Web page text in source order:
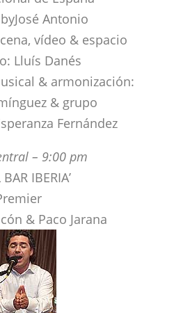
& armonización:
& grupo
Fernández
– 9:00 pm
BAR IBERIA’
Premier
& Paco Jarana
Vega – 9:00 pm